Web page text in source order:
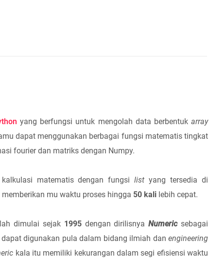
yang berfungsi untuk mengolah data berbentukarray
dapat menggunakan berbagai fungsi matematis tingkat
fourier dan matriks dengan Numpy.
matematis dengan fungsilistyang tersedia di
mu waktu proses hingga 50 kali lebih cepat.
dimulai sejak 1995dengan dirilisnyaNumericsebagai
digunakan pula dalam bidang ilmiah dan engineering
kala itu memiliki kekurangan dalam segi efisiensi waktu